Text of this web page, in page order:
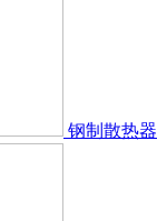
钢制散热器